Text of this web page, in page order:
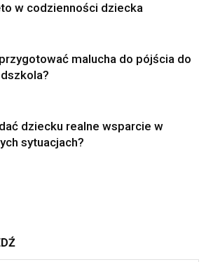
w codzienności dziecka
malucha do pójścia do
dziecku realne wsparcie w
sytuacjach?